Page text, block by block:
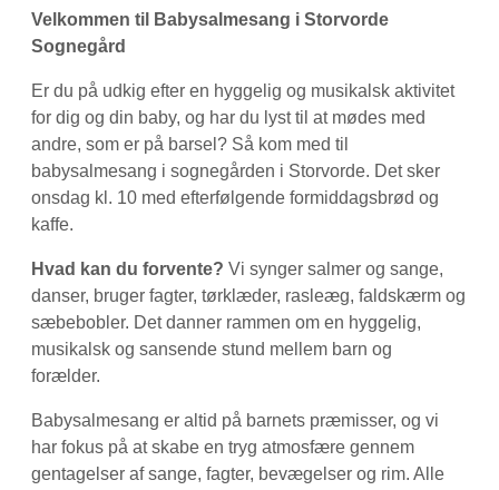
Velkommen til Babysalmesang i Storvorde
Sognegård
Er du på udkig efter en hyggelig og musikalsk aktivitet
for dig og din baby, og har du lyst til at mødes med
andre, som er på barsel? Så kom med til
babysalmesang i sognegården i Storvorde. Det sker
onsdag kl. 10 med efterfølgende formiddagsbrød og
kaffe.
Hvad kan du forvente? Vi synger salmer og sange,
danser, bruger fagter, tørklæder, rasleæg, faldskærm og
sæbebobler. Det danner rammen om en hyggelig,
musikalsk og sansende stund mellem barn og
forælder.
Babysalmesang er altid på barnets præmisser, og vi
har fokus på at skabe en tryg atmosfære gennem
gentagelser af sange, fagter, bevægelser og rim. Alle